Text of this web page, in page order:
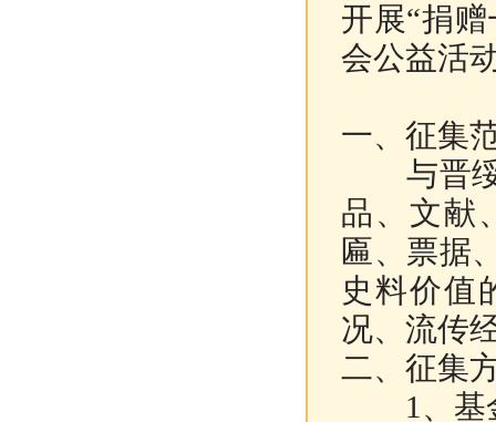
开展“捐
会公益活
一、征集
与晋绥
品、文献
匾、票据
史料价值
况、流传
二、征集
1 、 基